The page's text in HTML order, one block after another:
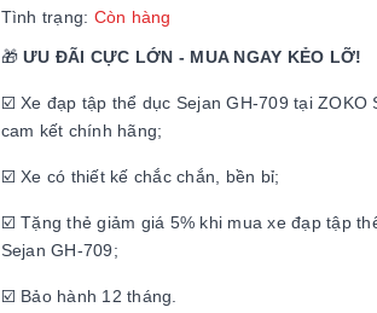
Tình trạng: Còn hàng
🎁 ƯU ĐÃI CỰC LỚN - MUA NGAY KẺO LỠ!
☑️ Xe đạp tập thể dục Sejan GH-709 tại ZOKO
cam kết chính hãng;
☑️ Xe có thiết kế chắc chắn, bền bỉ;
☑️ Tặng thẻ giảm giá 5% khi mua xe đạp tập
Sejan GH-709;
☑️ Bảo hành 12 tháng.